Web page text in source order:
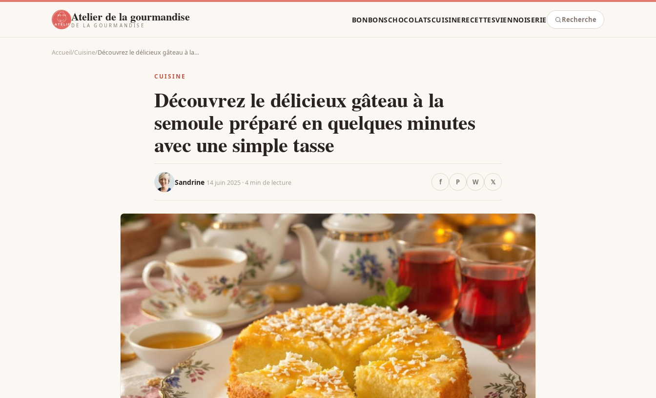
Atelier de la gourmandise
DE LA GOURMANDISE
BONBONSCHOCOLATSCUISINERECETTESVIENNOISERIE Recherche
Accueil/Cuisine/Découvrez le délicieux gâteau à la…
CUISINE
Découvrez le délicieux gâteau à la
semoule préparé en quelques minutes
avec une simple tasse
Sandrine 14 juin 2025 · 4 min de lecture f P W 𝕏